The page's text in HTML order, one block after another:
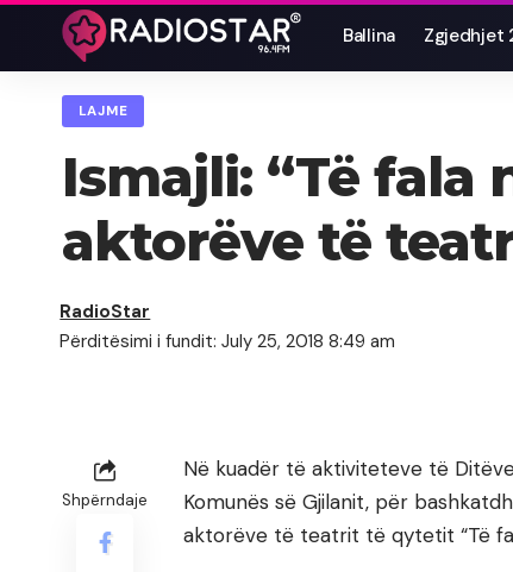
Ballina Zgjedhjet
LAJME
Ismajli: “Të fala
aktorëve të
Përditësimi i fundit: July 25, 2018 8:49 am
RadioStar
Shpërndaje
Në kuadër të aktiviteteve të
Komunës së Gjilanit, për
aktorëve të teatrit të qytetit “Të